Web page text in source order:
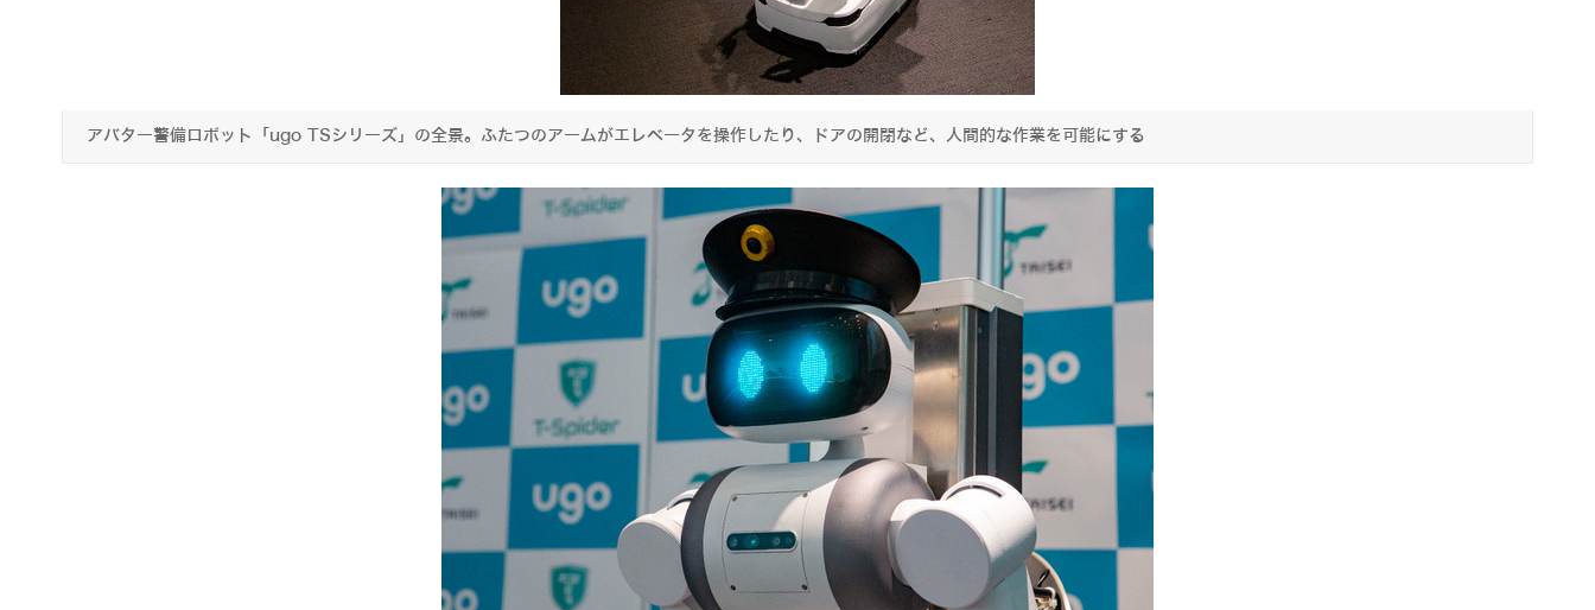
アバター警備ロボット「ugo TSシリーズ」の全景。ふたつのアームがエレベータを操作したり、ドアの開閉など、人間的な作業を可能にする